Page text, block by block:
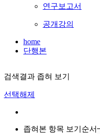
연구보고서
공개강의
home
단행본
검색결과 좁혀 보기
선택해제
좁혀본 항목 보기순서